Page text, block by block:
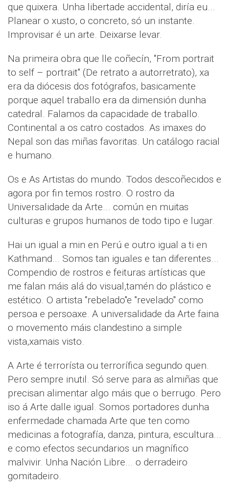
que quixera. Unha libertade accidental, diría eu...
Planear o xusto, o concreto, só un instante.
Improvisar é un arte. Deixarse levar.
Na primeira obra que lle coñecín, "From portrait
to self – portrait" (De retrato a autorretrato), xa
era da diócesis dos fotógrafos, basicamente
porque aquel traballo era da dimensión dunha
catedral. Falamos da capacidade de traballo.
Continental a os catro costados. As imaxes do
Nepal son das miñas favoritas. Un catálogo racial
e humano.
Os e As Artistas do mundo. Todos descoñecidos e
agora por fin temos rostro. O rostro da
Universalidade da Arte... común en muitas
culturas e grupos humanos de todo tipo e lugar.
Hai un igual a min en Perú e outro igual a ti en
Kathmand... Somos tan iguales e tan diferentes...
Compendio de rostros e feituras artísticas que
me falan máis alá do visual,tamén do plástico e
estético. O artista "rebelado"e "revelado" como
persoa e persoaxe. A universalidade da Arte faina
o movemento máis clandestino a simple
vista,xamais visto.
A Arte é terrorísta ou terrorífica segundo quen.
Pero sempre inutil. Só serve para as almiñas que
precisan alimentar algo máis que o berrugo. Pero
iso á Arte dalle igual. Somos portadores dunha
enfermedade chamada Arte que ten como
medicinas a fotografía, danza, pintura, escultura...
e como efectos secundarios un magnífico
malvivir. Unha Nación Libre... o derradeiro
gomitadeiro.